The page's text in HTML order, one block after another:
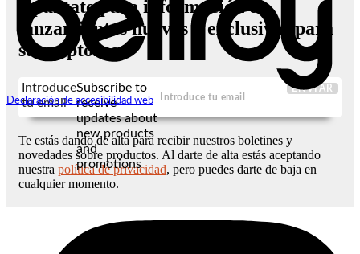
Declaración de accesibilidad web
Apúntate para información de
lanzamientos nuevos y exclusivas para
suscriptores
Introduce
tu email
Subscribe to
receive
updates about
new products
and
promotions
ENVIAR
Te estás dando de alta para recibir nuestros boletines y
novedades sobre productos. Al darte de alta estás aceptando
nuestra política de privacidad, pero puedes darte de baja en
cualquier momento.